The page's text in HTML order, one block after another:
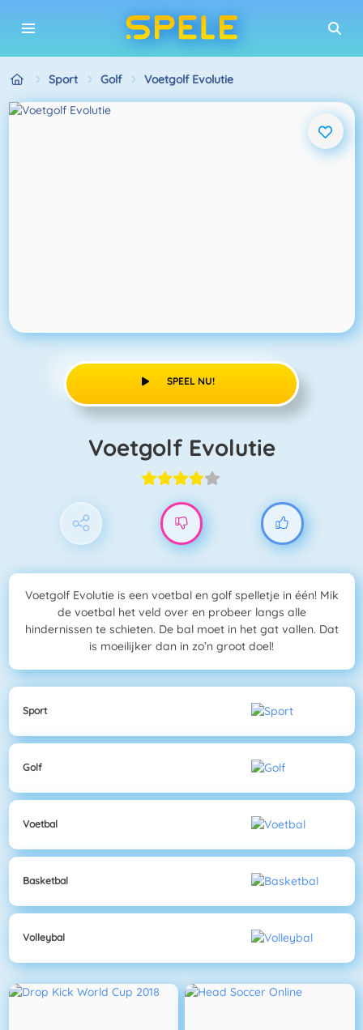
Sport Golf Voetgolf Evolutie
SPEEL NU!
Voetgolf Evolutie
Voetgolf Evolutie is een voetbal en golf spelletje in één! Mik
de voetbal het veld over en probeer langs alle
hindernissen te schieten. De bal moet in het gat vallen. Dat
is moeilijker dan in zo’n groot doel!
Sport
Golf
Voetbal
Basketbal
Volleybal